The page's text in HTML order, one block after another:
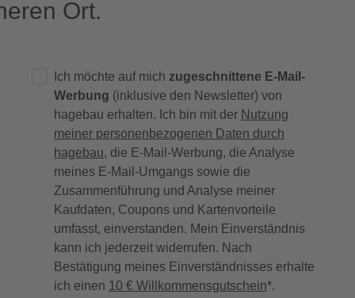
Ort.
Ich möchte auf mich zugeschnittene E-Mail-
Werbung (inklusive den Newsletter) von
hagebau erhalten. Ich bin mit der Nutzung
meiner personenbezogenen Daten durch
hagebau, die E-Mail-Werbung, die Analyse
meines E-Mail-Umgangs sowie die
Zusammenführung und Analyse meiner
Kaufdaten, Coupons und Kartenvorteile
umfasst, einverstanden. Mein Einverständnis
kann ich jederzeit widerrufen. Nach
Bestätigung meines Einverständnisses erhalte
ich einen 10 € Willkommensgutschein*.